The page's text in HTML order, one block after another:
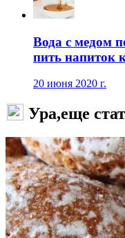
Вода с медом
пить напиток
20 июня 2020 г.
Ура,еще